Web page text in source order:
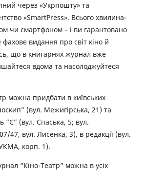
через «Укрпошту» та
«SmartPress». Всього хвилина-
чи смартфоном – і ви гарантовано
фахове видання про світ кіно й
що в книгарнях журнал вже
вдома та насолоджуйтеся
можна придбати в київських
(вул. Межигірська, 21) та
“Є” (вул. Спаська, 5; вул.
47, вул. Лисенка, 3), в редакції (вул.
корп. 1).
“Кіно-Театр” можна в усіх